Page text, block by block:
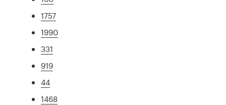
1757
1990
331
919
44
1468